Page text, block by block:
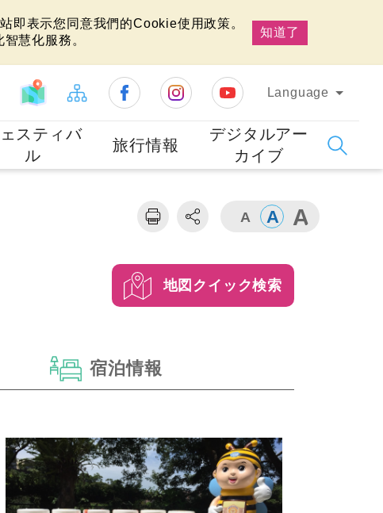
即表示您同意我們的Cookie使用政策。
慧化服務。
知道了
Language
スティバ
ル
旅行情報
デジタルアー
カイブ
地図クイック検索
宿泊情報